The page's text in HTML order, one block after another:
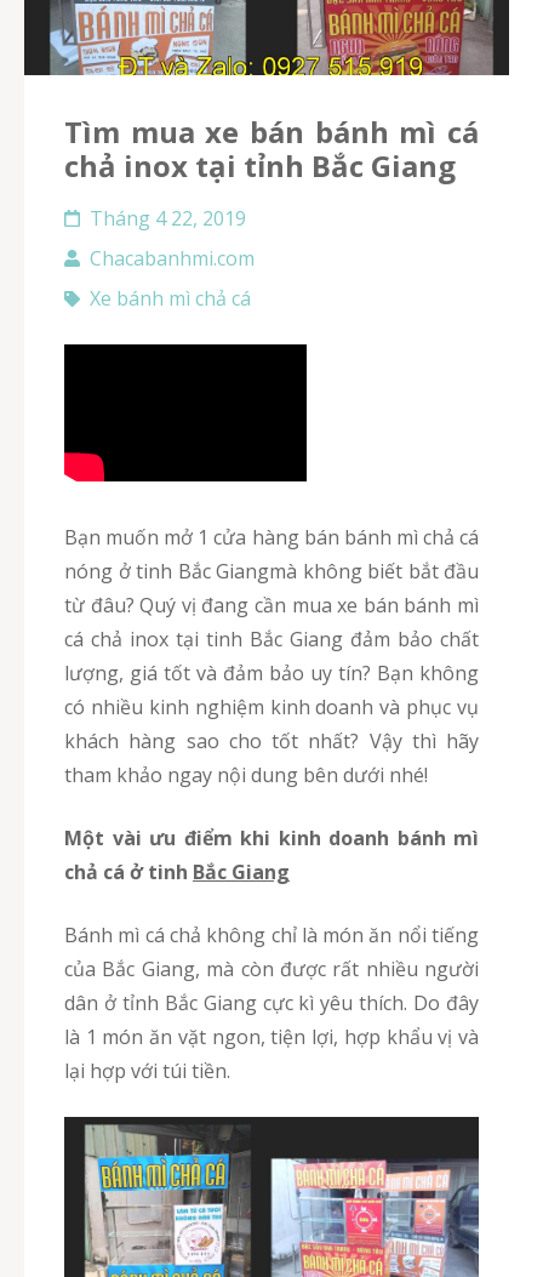
Tìm mua xe bán bánh mì cá
chả inox tại tỉnh Bắc Giang
Tháng 4 22, 2019
Chacabanhmi.com
Xe bánh mì chả cá
Bạn muốn mở 1 cửa hàng bán bánh mì chả cá
nóng ở tinh Bắc Giangmà không biết bắt đầu
từ đâu? Quý vị đang cần mua xe bán bánh mì
cá chả inox tại tinh Bắc Giang đảm bảo chất
lượng, giá tốt và đảm bảo uy tín? Bạn không
có nhiều kinh nghiệm kinh doanh và phục vụ
khách hàng sao cho tốt nhất? Vậy thì hãy
tham khảo ngay nội dung bên dưới nhé!
Một vài ưu điểm khi kinh doanh bánh mì
chả cá ở tinh Bắc Giang
Bánh mì cá chả không chỉ là món ăn nổi tiếng
của Bắc Giang, mà còn được rất nhiều người
dân ở tỉnh Bắc Giang cực kì yêu thích. Do đây
là 1 món ăn vặt ngon, tiện lợi, hợp khẩu vị và
lại hợp với túi tiền.